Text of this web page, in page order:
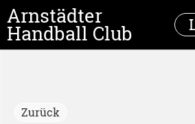
Arnstädter
Handball Club
Zurück